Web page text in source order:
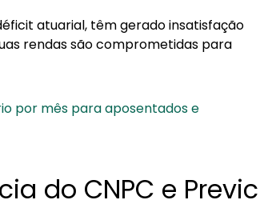
atuarial, têm gerado insatisfação
rendas são comprometidas para
por mês para aposentados e
do CNPC e Previc